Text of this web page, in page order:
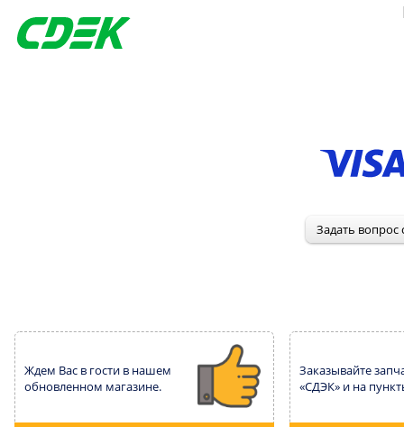
Ждем Вас в гости в нашем
обновленном магазине.
Заказывайте
«СДЭК» и на